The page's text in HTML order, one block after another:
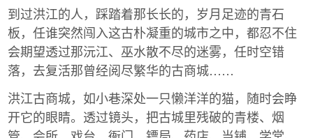
到过洪江的人，踩踏着那长长的，岁月足迹的青石
板，任谁突然闯入这古朴凝重的城市之中，都忍不住
会期望透过那沅江、巫水散不尽的迷雾，任时空错
落，去复活那曾经阅尽繁华的古商城……
洪江古商城，如小巷深处一只懒洋洋的猫，随时会睁
开它的眼睛。透过镜头，把古城里残破的青楼、烟